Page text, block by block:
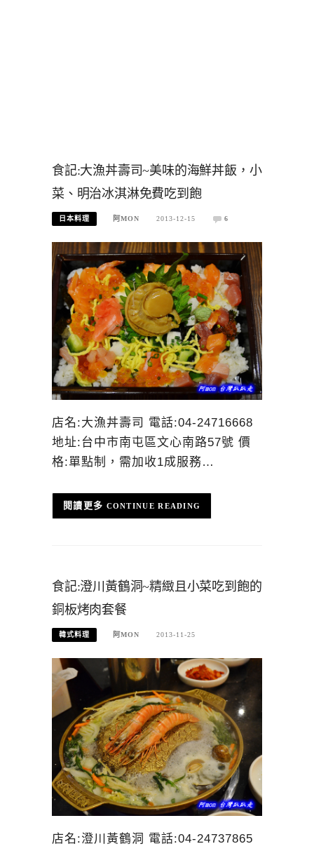
食記:大漁丼壽司~美味的海鮮丼飯，小
菜、明治冰淇淋免費吃到飽
日本料理 阿MON 2013-12-15 6
店名:大漁丼壽司 電話:04-24716668
地址:台中市南屯區文心南路57號 價
格:單點制，需加收1成服務…
CONTINUE READING
食記:澄川黃鶴洞~精緻且小菜吃到飽的
銅板烤肉套餐
韓式料理 阿MON 2013-11-25
店名:澄川黃鶴洞 電話:04-24737865